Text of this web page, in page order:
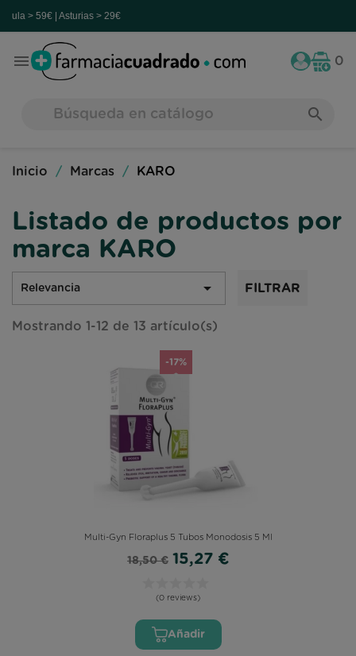
| Asturias > 29€
 0
search
Inicio Marcas KARO
Listado de productos por
marca KARO
Relevancia  FILTRAR
Mostrando 1-12 de 13 artículo(s)
Multi-Gyn Floraplus 5 Tubos Monodosis 5 Ml
18,50 € 15,27 €
(0 reviews)
Añadir
-17%